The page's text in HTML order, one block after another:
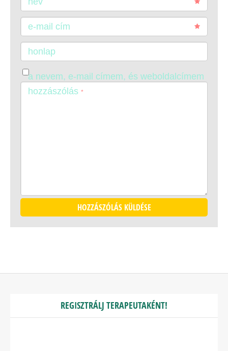
e-mail cím
honlap
a nevem, e-mail címem, és weboldalcímem
mentése a böngészőben a következő
hozzászólás *
REGISZTRÁLJ TERAPEUTAKÉNT!